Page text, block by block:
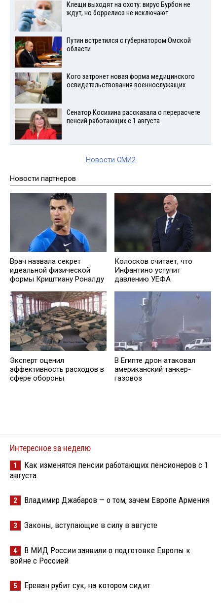
Клещи выходят на охоту: вирус Бурбон не
ждут, но боррелиоз не исключают
Путин встретился с губернатором Омской
области
Кого затронет новая форма медицинского
освидетельствования военнослужащих
Сенатор Косихина рассказала о перерасчете
пенсий работающих с 1 августа
Новости СМИ2
Новости партнеров
Врач назвала секрет
идеальной физической
формы Криштиану Роналду
Колосков считает, что
Инфантино уступит
давлению УЕФА
Эксперт оценил
эффективность расходов в
сфере обороны
В Египте дрон атаковал
американский танкер-
газовоз
Интересное за неделю
1
Как изменятся пенсии работающих пенсионеров с 1
августа
2 Владимир Джабаров — о том, зачем Европе Армения
3 Законы, вступающие в силу в августе
4
В МИД России заявили о подготовке Европы к
войне с Россией
5 Ереван рубит сук, на котором сидит